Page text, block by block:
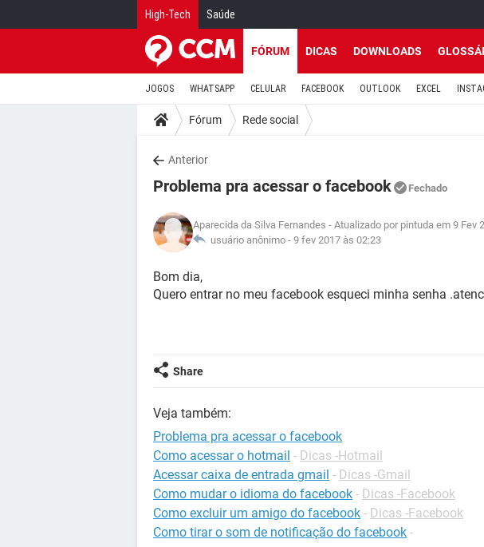
High-Tech Saúde
FÓRUM DICAS DOWNLOADS
JOGOS WHATSAPP CELULAR FACEBOOK OUTLOOK EXCEL
Fórum Rede social
Anterior
Problema pra acessar o facebook Fechado
Aparecida da Silva Fernandes - Atualizado por pintuda em 9 Fev
usuário anônimo - 9 fev 2017 às 02:23
Bom dia,
Quero entrar no meu facebook esqueci minha senha
Share
Veja também:
Problema pra acessar o facebook
Como acessar o hotmail - Dicas -Hotmail
Acessar caixa de entrada gmail - Dicas -Gmail
Como mudar o idioma do facebook - Dicas -Facebook
Como excluir um amigo do facebook - Dicas -Facebook
Como tirar o som de notificação do facebook -